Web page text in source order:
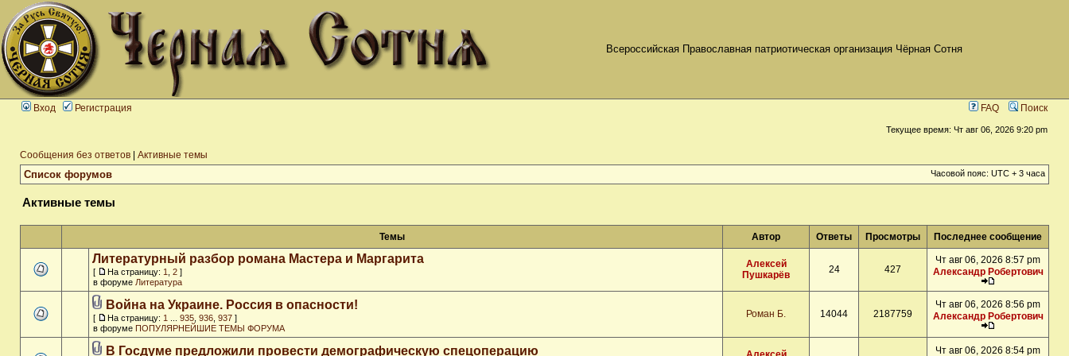
Всероссийская Православная патриотическая организация Чёрная Сотня
Вход Регистрация FAQ Поиск
Текущее время: Чт авг 06, 2026 9:20 pm
Сообщения без ответов Активные темы
Список форумов Часовой пояс: UTC + 3 часа
Активные темы
Темы Автор Ответы Просмотры Последнее сообщение
Литературный разбор романа Мастера и Маргарита
[ На страницу: 1 2 ]
в форуме Литература
Алексей
Пушкарёв
24 427
Чт авг 06, 2026 8:57 pm
Александр Робертович
Война на Украине. Россия в опасности!
[ На страницу: 1 935 936 937 ]
в форуме ПОПУЛЯРНЕЙШИЕ ТЕМЫ ФОРУМА
Роман Б. 14044 2187759
Чт авг 06, 2026 8:56 pm
Александр Робертович
В Госдуме предложили провести демографическую спецоперацию Чт авг 06, 2026 8:54 pm